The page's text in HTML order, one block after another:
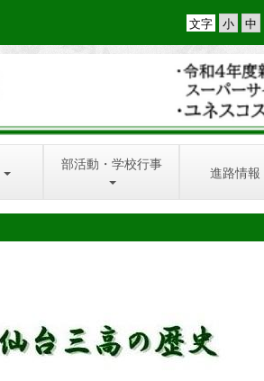
文字
部活動・学校行事 進路情報